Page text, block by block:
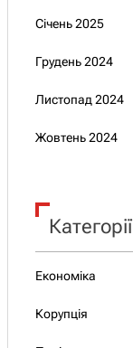
Січень 2025
Грудень 2024
Листопад 2024
Жовтень 2024
Категорії
Економіка
Корупція